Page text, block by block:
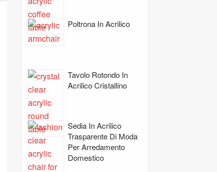
Poltrona In Acrilico
Tavolo Rotondo In
Acrilico Cristallino
Sedia In Acrilico
Trasparente Di Moda
Per Arredamento
Domestico